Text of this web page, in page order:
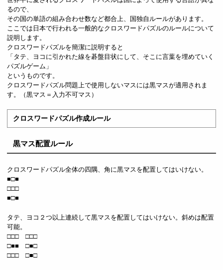
るので、
その国の単語の組み合わせ数など都合上、国独自ルールがあります。
ここでは日本で行われる一般的なクロスワードパズルのルールについて
説明します。
クロスワードパズルを簡潔に説明すると
「タテ、ヨコに引かれた線を碁盤目状にして、そこに言葉を埋めていく
パズルゲーム」
というものです。
クロスワードパズル問題上で使用しないマスには黒マスが適用されま
す。（黒マス＝入力不可マス）
クロスワードパズル作成ルール
黒マス配置ルール
クロスワードパズル全体の四隅、角に黒マスを配置してはいけない。
■□■
□□□
■□■
タテ、ヨコ２つ以上連続して黒マスを配置してはいけない。斜めは配置
可能。
□□□ □□□
□■■ □■□
□□□ □■□